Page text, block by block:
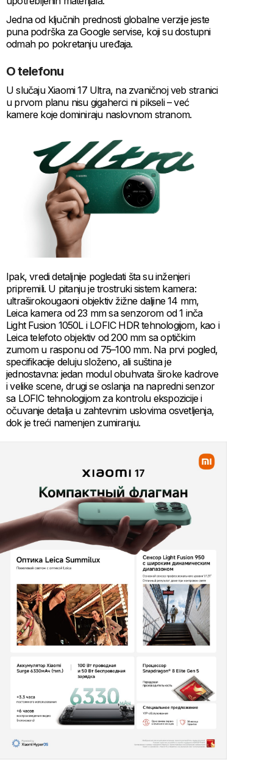
Jedna od ključnih prednosti globalne verzije jeste
puna podrška za Google servise, koji su dostupni
odmah po pokretanju uređaja.
O telefonu
U slučaju Xiaomi 17 Ultra, na zvaničnoj veb stranici
u prvom planu nisu gigaherci ni pikseli – već
kamere koje dominiraju naslovnom stranom.
Ipak, vredi detaljnije pogledati šta su inženjeri
pripremili. U pitanju je trostruki sistem kamera:
ultraširokougaoni objektiv žižne daljine 14 mm,
Leica kamera od 23 mm sa senzorom od 1 inča
Light Fusion 1050L i LOFIC HDR tehnologijom, kao i
Leica telefoto objektiv od 200 mm sa optičkim
zumom u rasponu od 75–100 mm. Na prvi pogled,
specifikacije deluju složeno, ali suština je
jednostavna: jedan modul obuhvata široke kadrove
i velike scene, drugi se oslanja na napredni senzor
sa LOFIC tehnologijom za kontrolu ekspozicije i
očuvanje detalja u zahtevnim uslovima osvetljenja,
dok je treći namenjen zumiranju.